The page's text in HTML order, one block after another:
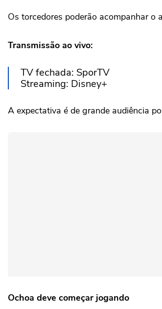
Os torcedores poderão acompanhar o
Transmissão ao vivo:
TV fechada: SporTV
Streaming: Disney+
A expectativa é de grande audiência
Ochoa deve começar jogando